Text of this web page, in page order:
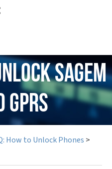
Sagem
How to Unlock Phones >